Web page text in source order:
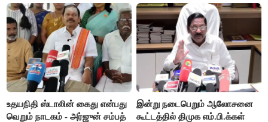
செய்தி!
உதயநிதி ஸ்டாலின் கைது என்பது
வெறும் நாடகம் - அர்ஜுன் சம்பத்
இன்று நடைபெறும் ஆலோசனை
கூட்டத்தில் திமுக எம்.பி.க்கள்